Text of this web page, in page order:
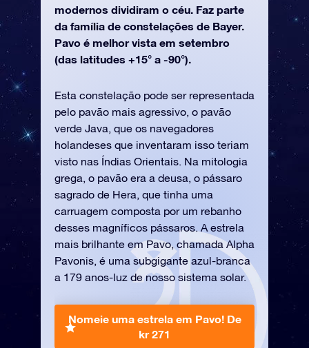
modernos dividiram o céu. Faz parte
da família de constelações de Bayer.
Pavo é melhor vista em setembro
(das latitudes +15° a -90°).
Esta constelação pode ser representada
pelo pavão mais agressivo, o pavão
verde Java, que os navegadores
holandeses que inventaram isso teriam
visto nas Índias Orientais. Na mitologia
grega, o pavão era a deusa, o pássaro
sagrado de Hera, que tinha uma
carruagem composta por um rebanho
desses magníficos pássaros. A estrela
mais brilhante em Pavo, chamada Alpha
Pavonis, é uma subgigante azul-branca
a 179 anos-luz de nosso sistema solar.
Nomeie uma estrela em Pavo! De
kr 271